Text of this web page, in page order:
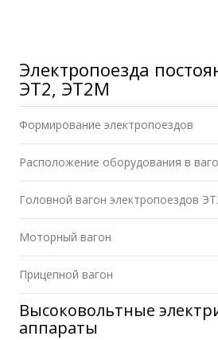
Электропоезда
ЭТ2, ЭТ2М
Формирование электропоездов
Расположение оборудования в
Головной вагон электропоездов
Моторный вагон
Прицепной вагон
Высоковольтные
аппараты